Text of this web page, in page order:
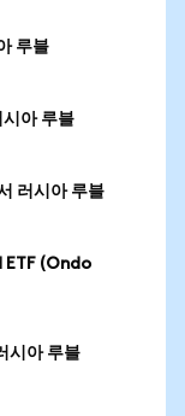
루블
아 루블
러시아 루블
(Ondo
시아 루블